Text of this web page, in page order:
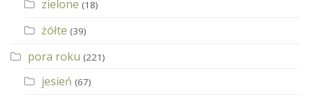
zielone (18)
żółte (39)
pora roku (221)
jesień (67)